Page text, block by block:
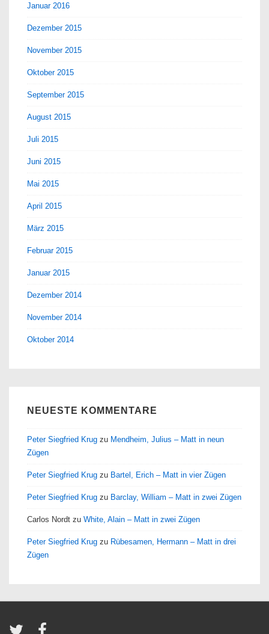
Januar 2016
Dezember 2015
November 2015
Oktober 2015
September 2015
August 2015
Juli 2015
Juni 2015
Mai 2015
April 2015
März 2015
Februar 2015
Januar 2015
Dezember 2014
November 2014
Oktober 2014
NEUESTE KOMMENTARE
Peter Siegfried Krug zu Mendheim, Julius – Matt in neun
Zügen
Peter Siegfried Krug zu Bartel, Erich – Matt in vier Zügen
Peter Siegfried Krug zu Barclay, William – Matt in zwei Zügen
Carlos Nordt zu White, Alain – Matt in zwei Zügen
Peter Siegfried Krug zu Rübesamen, Hermann – Matt in drei
Zügen